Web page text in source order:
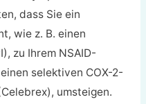
dass Sie ein
wie z. B. einen
zu Ihrem NSAID-
selektiven COX-2-
umsteigen.